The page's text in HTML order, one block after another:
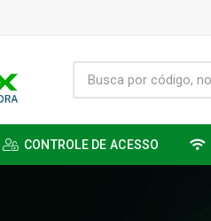
CONTROLE DE ACESSO